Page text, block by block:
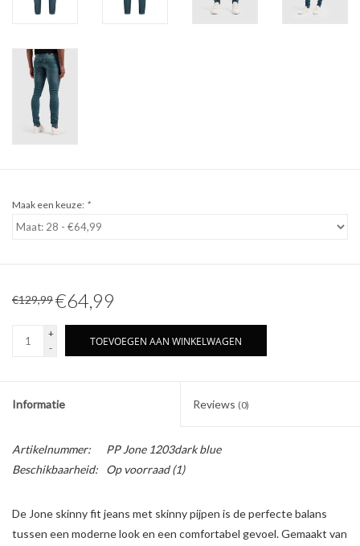
Maak een keuze: *
€129,99€64,99
+
-
TOEVOEGEN AAN WINKELWAGEN
Informatie Reviews (0)
Artikelnummer:
PP Jone 1203dark blue
Beschikbaarheid:
Op voorraad(1)
De Jone skinny fit jeans met skinny pijpen is de perfecte balans
tussen een moderne look en een comfortabel gevoel. Gemaakt van